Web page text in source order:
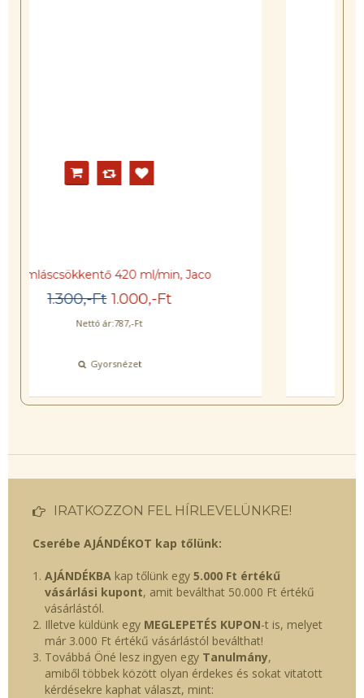
Szűrőházkulcs 10''/20'' BigBlue
650,-Ft
IRATKOZZON FEL HÍRLEVELÜNKRE!
Cserébe AJÁNDÉKOT kap tőlünk:
AJÁNDÉKBA kap tőlünk egy 5.000 Ft értékű
vásárlási kupont, amit beválthat 50.000 Ft értékű
vásárlástól.
Illetve küldünk egy MEGLEPETÉS KUPON-t is, melyet
már 3.000 Ft értékű vásárlástól beválthat!
Továbbá Öné lesz ingyen egy Tanulmány,
amiből többek között olyan érdekes és sokat vitatott
kérdésekre kaphat választ, mint: